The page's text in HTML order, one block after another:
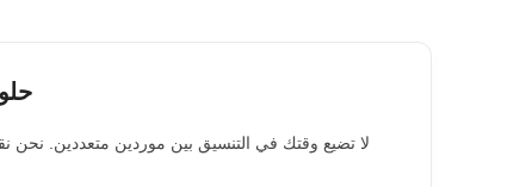
لا تضيع وقتك في التنسيق بين موردين متعددين. نحن